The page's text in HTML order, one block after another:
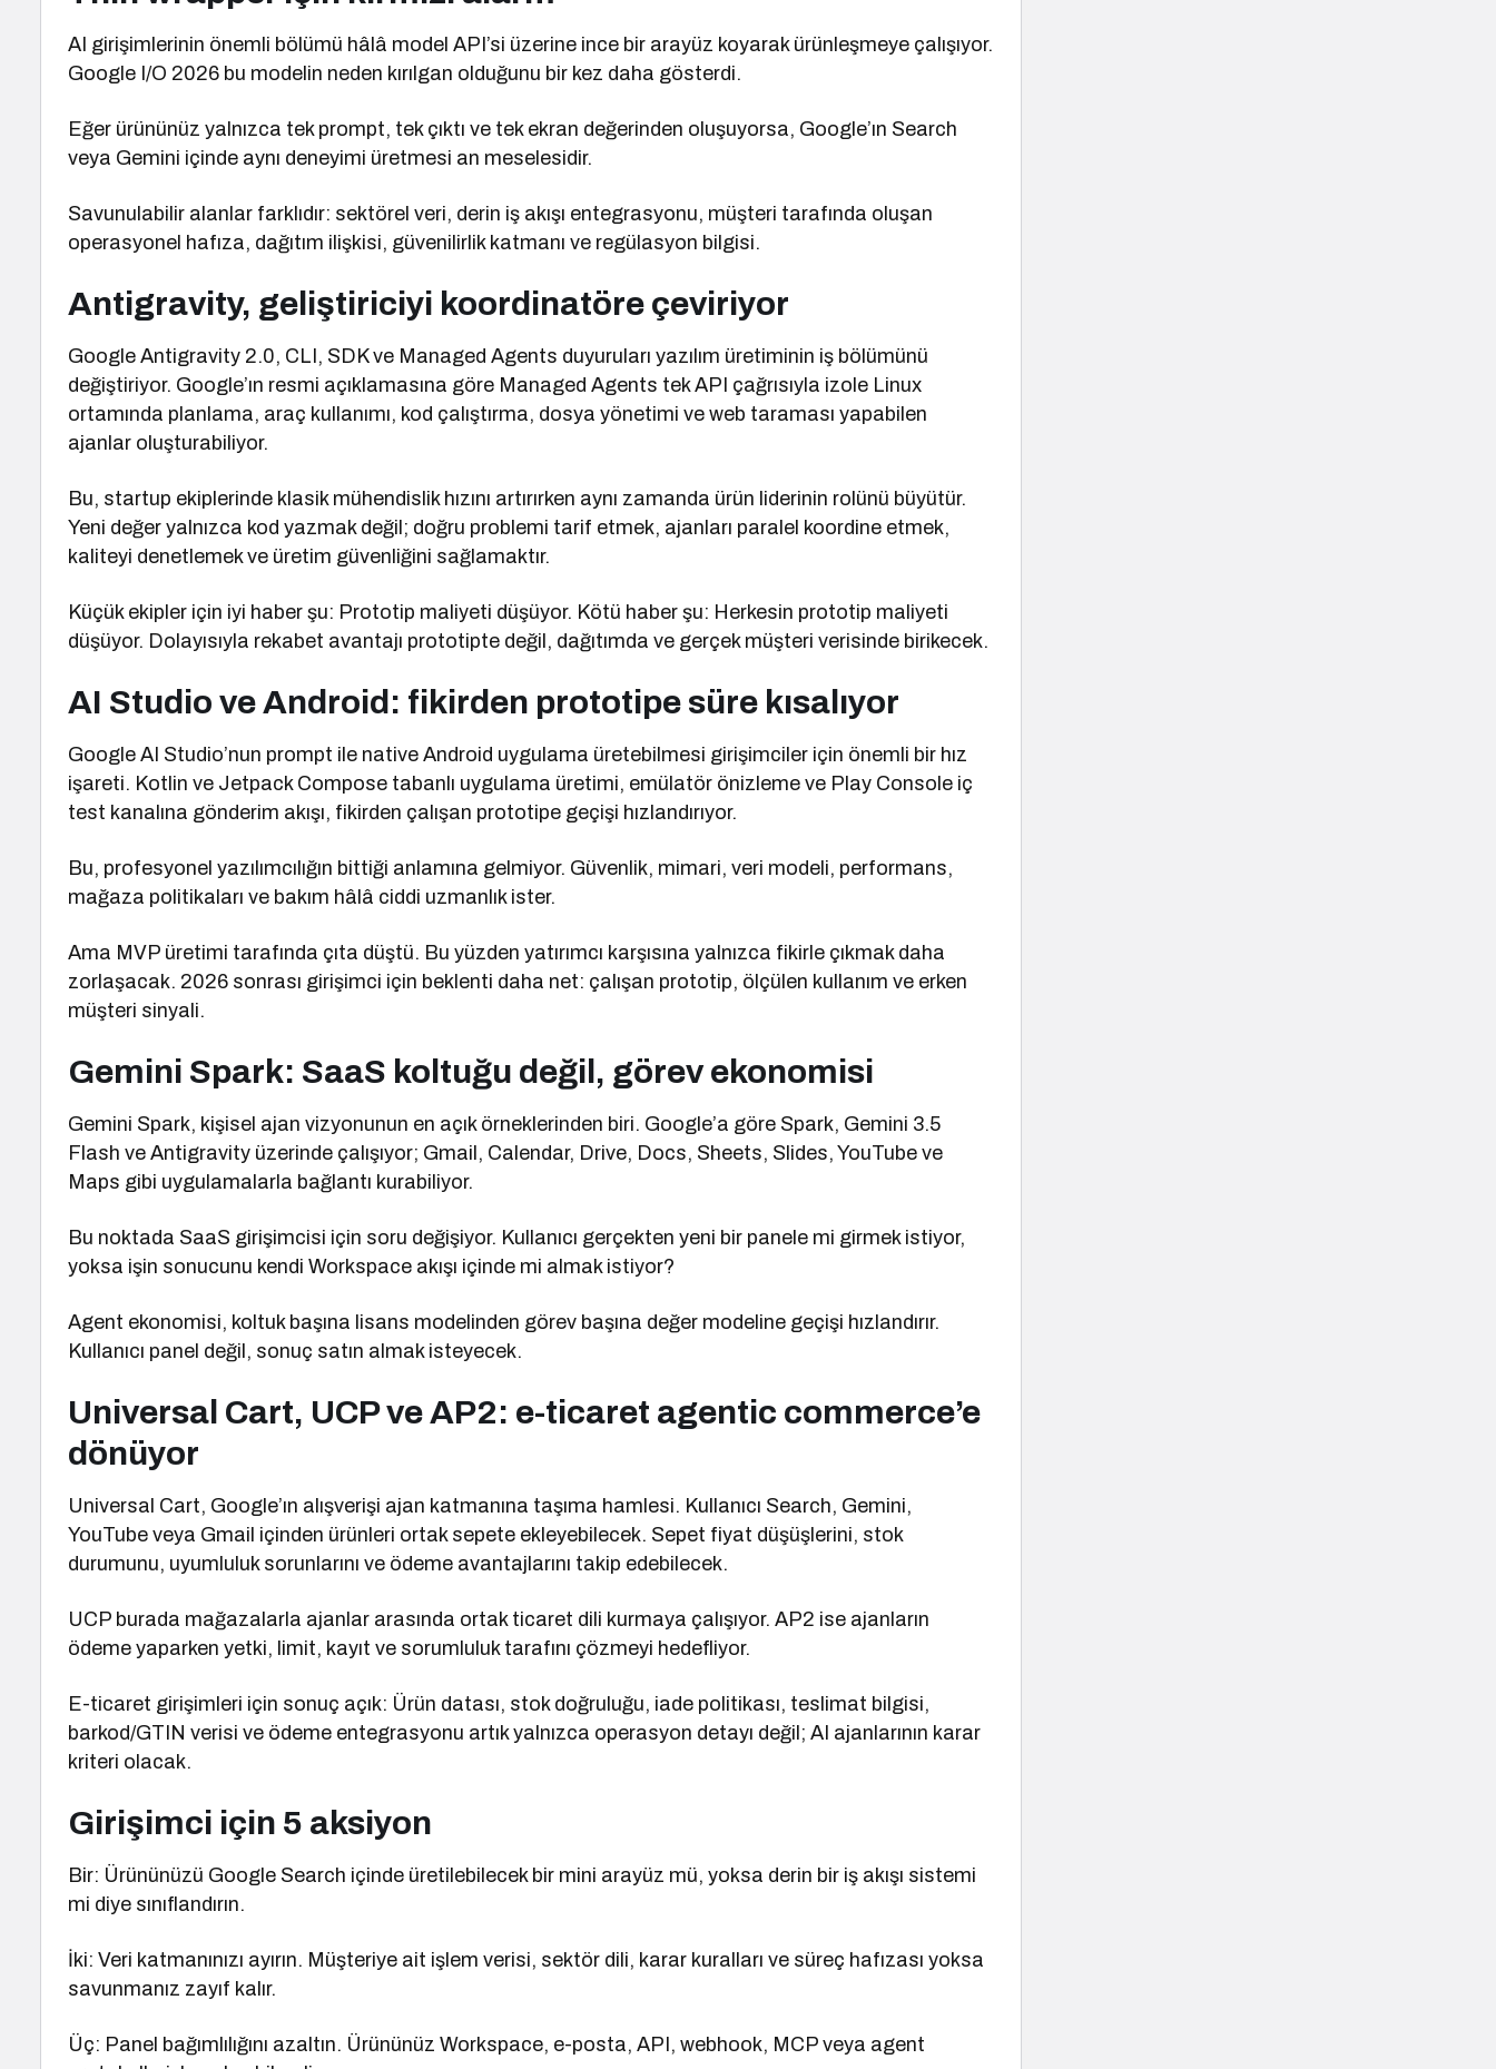
AI girişimlerinin önemli bölümü hâlâ model API’si üzerine ince bir arayüz koyarak ürünleşmeye çalışıyor.
Google I/O 2026 bu modelin neden kırılgan olduğunu bir kez daha gösterdi.
Eğer ürününüz yalnızca tek prompt, tek çıktı ve tek ekran değerinden oluşuyorsa, Google’ın Search
veya Gemini içinde aynı deneyimi üretmesi an meselesidir.
Savunulabilir alanlar farklıdır: sektörel veri, derin iş akışı entegrasyonu, müşteri tarafında oluşan
operasyonel hafıza, dağıtım ilişkisi, güvenilirlik katmanı ve regülasyon bilgisi.
Antigravity, geliştiriciyi koordinatöre çeviriyor
Google Antigravity 2.0, CLI, SDK ve Managed Agents duyuruları yazılım üretiminin iş bölümünü
değiştiriyor. Google’ın resmi açıklamasına göre Managed Agents tek API çağrısıyla izole Linux
ortamında planlama, araç kullanımı, kod çalıştırma, dosya yönetimi ve web taraması yapabilen
ajanlar oluşturabiliyor.
Bu, startup ekiplerinde klasik mühendislik hızını artırırken aynı zamanda ürün liderinin rolünü büyütür.
Yeni değer yalnızca kod yazmak değil; doğru problemi tarif etmek, ajanları paralel koordine etmek,
kaliteyi denetlemek ve üretim güvenliğini sağlamaktır.
Küçük ekipler için iyi haber şu: Prototip maliyeti düşüyor. Kötü haber şu: Herkesin prototip maliyeti
düşüyor. Dolayısıyla rekabet avantajı prototipte değil, dağıtımda ve gerçek müşteri verisinde birikecek.
AI Studio ve Android: fikirden prototipe süre kısalıyor
Google AI Studio’nun prompt ile native Android uygulama üretebilmesi girişimciler için önemli bir hız
işareti. Kotlin ve Jetpack Compose tabanlı uygulama üretimi, emülatör önizleme ve Play Console iç
test kanalına gönderim akışı, fikirden çalışan prototipe geçişi hızlandırıyor.
Bu, profesyonel yazılımcılığın bittiği anlamına gelmiyor. Güvenlik, mimari, veri modeli, performans,
mağaza politikaları ve bakım hâlâ ciddi uzmanlık ister.
Ama MVP üretimi tarafında çıta düştü. Bu yüzden yatırımcı karşısına yalnızca fikirle çıkmak daha
zorlaşacak. 2026 sonrası girişimci için beklenti daha net: çalışan prototip, ölçülen kullanım ve erken
müşteri sinyali.
Gemini Spark: SaaS koltuğu değil, görev ekonomisi
Gemini Spark, kişisel ajan vizyonunun en açık örneklerinden biri. Google’a göre Spark, Gemini 3.5
Flash ve Antigravity üzerinde çalışıyor; Gmail, Calendar, Drive, Docs, Sheets, Slides, YouTube ve
Maps gibi uygulamalarla bağlantı kurabiliyor.
Bu noktada SaaS girişimcisi için soru değişiyor. Kullanıcı gerçekten yeni bir panele mi girmek istiyor,
yoksa işin sonucunu kendi Workspace akışı içinde mi almak istiyor?
Agent ekonomisi, koltuk başına lisans modelinden görev başına değer modeline geçişi hızlandırır.
Kullanıcı panel değil, sonuç satın almak isteyecek.
Universal Cart, UCP ve AP2: e-ticaret agentic commerce’e
dönüyor
Universal Cart, Google’ın alışverişi ajan katmanına taşıma hamlesi. Kullanıcı Search, Gemini,
YouTube veya Gmail içinden ürünleri ortak sepete ekleyebilecek. Sepet fiyat düşüşlerini, stok
durumunu, uyumluluk sorunlarını ve ödeme avantajlarını takip edebilecek.
UCP burada mağazalarla ajanlar arasında ortak ticaret dili kurmaya çalışıyor. AP2 ise ajanların
ödeme yaparken yetki, limit, kayıt ve sorumluluk tarafını çözmeyi hedefliyor.
E-ticaret girişimleri için sonuç açık: Ürün datası, stok doğruluğu, iade politikası, teslimat bilgisi,
barkod/GTIN verisi ve ödeme entegrasyonu artık yalnızca operasyon detayı değil; AI ajanlarının karar
kriteri olacak.
Girişimci için 5 aksiyon
Bir: Ürününüzü Google Search içinde üretilebilecek bir mini arayüz mü, yoksa derin bir iş akışı sistemi
mi diye sınıflandırın.
İki: Veri katmanınızı ayırın. Müşteriye ait işlem verisi, sektör dili, karar kuralları ve süreç hafızası yoksa
savunmanız zayıf kalır.
Üç: Panel bağımlılığını azaltın. Ürününüz Workspace, e-posta, API, webhook, MCP veya agent